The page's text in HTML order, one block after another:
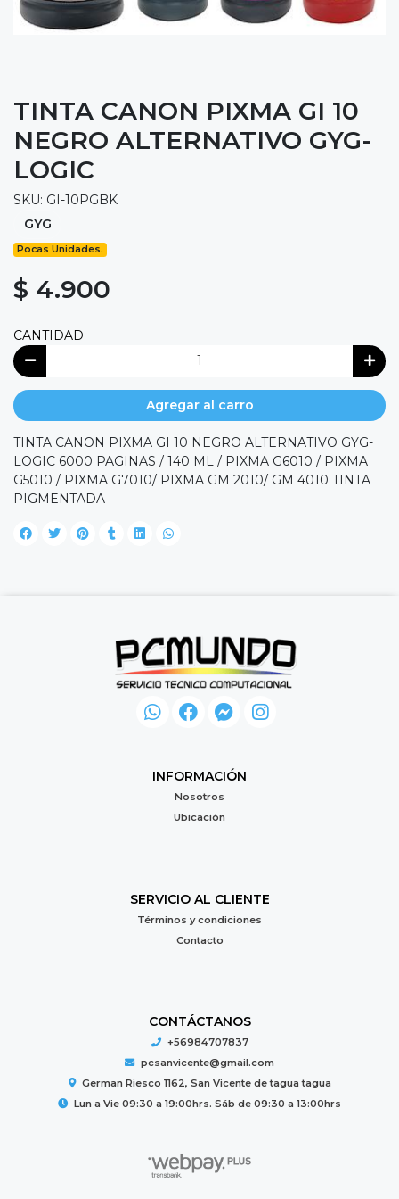
TINTA CANON PIXMA GI 10
NEGRO ALTERNATIVO GYG-
LOGIC
SKU: GI-10PGBK
GYG
Pocas Unidades.
$ 4.900
CANTIDAD
Agregar al carro
TINTA CANON PIXMA GI 10 NEGRO ALTERNATIVO GYG-
LOGIC 6000 PAGINAS / 140 ML / PIXMA G6010 / PIXMA
G5010 / PIXMA G7010/ PIXMA GM 2010/ GM 4010 TINTA
PIGMENTADA
INFORMACIÓN
Nosotros
Ubicación
SERVICIO AL CLIENTE
Términos y condiciones
Contacto
CONTÁCTANOS
+56984707837
pcsanvicente@gmail.com
German Riesco 1162, San Vicente de tagua tagua
Lun a Vie 09:30 a 19:00hrs. Sáb de 09:30 a 13:00hrs